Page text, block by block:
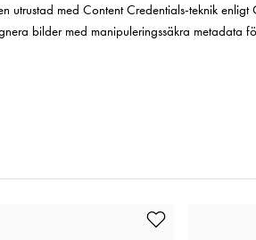
utrustad med Content Credentials-teknik
bilder med manipuleringssäkra metadata